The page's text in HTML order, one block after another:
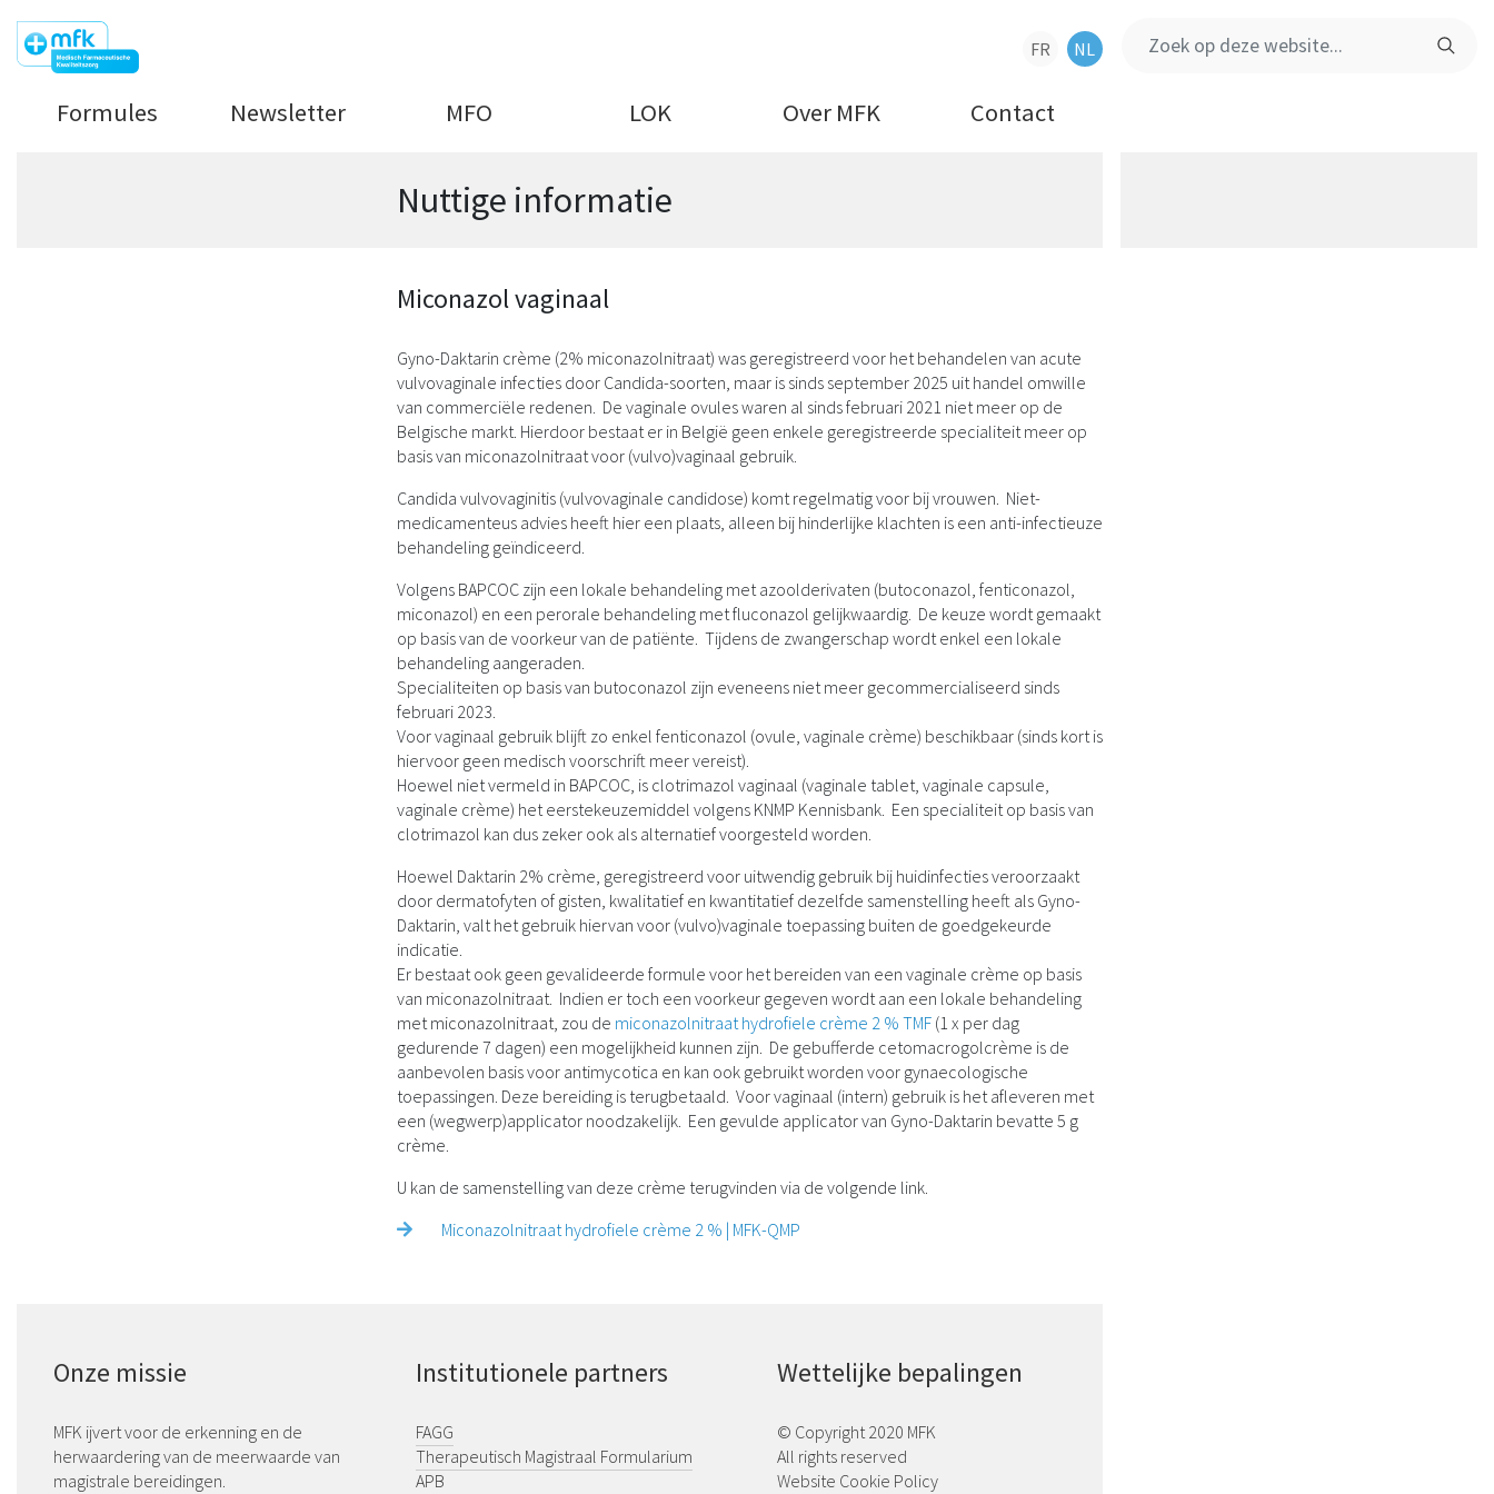
FR NL
Formules Newsletter MFO LOK Over MFK Contact
Nuttige informatie
Miconazol vaginaal
Gyno-Daktarin crème (2% miconazolnitraat) was geregistreerd voor het behandelen van acute
vulvovaginale infecties door Candida-soorten, maar is sinds september 2025 uit handel omwille
van commerciële redenen. De vaginale ovules waren al sinds februari 2021 niet meer op de
Belgische markt. Hierdoor bestaat er in België geen enkele geregistreerde specialiteit meer op
basis van miconazolnitraat voor (vulvo)vaginaal gebruik.
Candida vulvovaginitis (vulvovaginale candidose) komt regelmatig voor bij vrouwen. Niet-
medicamenteus advies heeft hier een plaats, alleen bij hinderlijke klachten is een anti-infectieuze
behandeling geïndiceerd.
Volgens BAPCOC zijn een lokale behandeling met azoolderivaten (butoconazol, fenticonazol,
miconazol) en een perorale behandeling met fluconazol gelijkwaardig. De keuze wordt gemaakt
op basis van de voorkeur van de patiënte. Tijdens de zwangerschap wordt enkel een lokale
behandeling aangeraden.
Specialiteiten op basis van butoconazol zijn eveneens niet meer gecommercialiseerd sinds
februari 2023.
Voor vaginaal gebruik blijft zo enkel fenticonazol (ovule, vaginale crème) beschikbaar (sinds kort is
hiervoor geen medisch voorschrift meer vereist).
Hoewel niet vermeld in BAPCOC, is clotrimazol vaginaal (vaginale tablet, vaginale capsule,
vaginale crème) het eerstekeuzemiddel volgens KNMP Kennisbank. Een specialiteit op basis van
clotrimazol kan dus zeker ook als alternatief voorgesteld worden.
Hoewel Daktarin 2% crème, geregistreerd voor uitwendig gebruik bij huidinfecties veroorzaakt
door dermatofyten of gisten, kwalitatief en kwantitatief dezelfde samenstelling heeft als Gyno-
Daktarin, valt het gebruik hiervan voor (vulvo)vaginale toepassing buiten de goedgekeurde
indicatie.
Er bestaat ook geen gevalideerde formule voor het bereiden van een vaginale crème op basis
van miconazolnitraat. Indien er toch een voorkeur gegeven wordt aan een lokale behandeling
met miconazolnitraat, zou de miconazolnitraat hydrofiele crème 2 % TMF (1 x per dag
gedurende 7 dagen) een mogelijkheid kunnen zijn. De gebufferde cetomacrogolcrème is de
aanbevolen basis voor antimycotica en kan ook gebruikt worden voor gynaecologische
toepassingen. Deze bereiding is terugbetaald. Voor vaginaal (intern) gebruik is het afleveren met
een (wegwerp)applicator noodzakelijk. Een gevulde applicator van Gyno-Daktarin bevatte 5 g
crème.
U kan de samenstelling van deze crème terugvinden via de volgende link.
Miconazolnitraat hydrofiele crème 2 % | MFK-QMP
Onze missie
MFK ijvert voor de erkenning en de
herwaardering van de meerwaarde van
magistrale bereidingen.
Institutionele partners
FAGG
Therapeutisch Magistraal Formularium
APB
Wettelijke bepalingen
© Copyright 2020 MFK
All rights reserved
Website Cookie Policy